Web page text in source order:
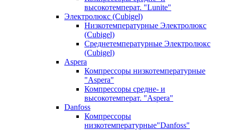
высокотемперат. "Lunite"
Электролюкс (Cubigel)
Низкотемпературные Электролюкс
(Cubigel)
Среднетемпературные Электролюкс
(Cubigel)
Aspera
Компрессоры низкотемпературные
"Aspera"
Компрессоры средне- и
высокотемперат. "Aspera"
Danfoss
Компрессоры
низкотемпературные"Danfoss"